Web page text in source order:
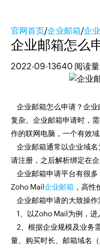
官网首页/企业邮箱/企
企业邮箱怎么
2022-09-13640 阅读量
企业邮箱怎么申请？企
复杂。企业邮箱申请时，
作的联网电脑，一个有效域
企业邮箱通常以企业域名
请注册，之后解析绑定在企
企业邮箱申请平台有很
Zoho Mail企业邮箱 ，高性
企业邮箱申请的大致操作
1、以Zoho Mail为例，进
2、根据企业规模及业务
量、购买时长、邮箱域名